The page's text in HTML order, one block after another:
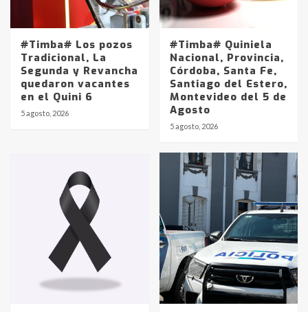
#Timba# Los pozos
Tradicional, La
Segunda y Revancha
quedaron vacantes
en el Quini 6
5 agosto, 2026
#Timba# Quiniela
Nacional, Provincia,
Córdoba, Santa Fe,
Santiago del Estero,
Montevideo del 5 de
Agosto
5 agosto, 2026
Identidad de los adolescentes
pampeanos que fueron
en la mañana del lunes
Accidente en Ruta 5: falleció un
joven de Trenque Lauquen
Los precios de los combustibles en
La Pampa, desde YPF hasta Axion
entre 857 a 1338 pesos